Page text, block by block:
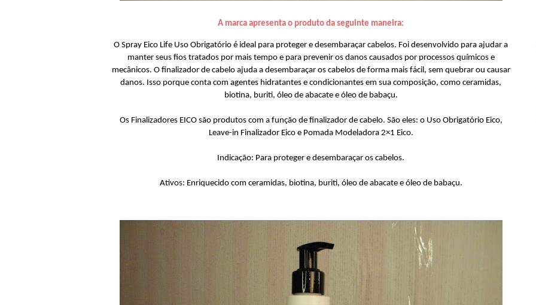
A marca apresenta o produto da seguinte maneira:
O Spray Eico Life Uso Obrigatório é ideal para proteger e desembaraçar cabelos. Foi desenvolvido para ajudar a
manter seus fios tratados por mais tempo e para prevenir os danos causados por processos químicos e
mecânicos. O finalizador de cabelo ajuda a desembaraçar os cabelos de forma mais fácil, sem quebrar ou causar
danos. Isso porque conta com agentes hidratantes e condicionantes em sua composição, como ceramidas,
biotina, buriti, óleo de abacate e óleo de babaçu.
Os Finalizadores EICO são produtos com a função de finalizador de cabelo. São eles: o Uso Obrigatório Eico,
Leave-in Finalizador Eico e Pomada Modeladora 2×1 Eico.
Indicação: Para proteger e desembaraçar os cabelos.
Ativos: Enriquecido com ceramidas, biotina, buriti, óleo de abacate e óleo de babaçu.